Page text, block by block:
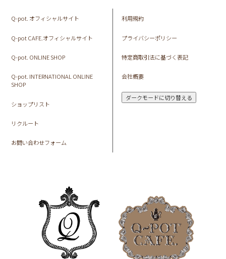
Q-pot. オフィシャルサイト
Q-pot CAFE.オフィシャルサイト
Q-pot. ONLINE SHOP
Q-pot. INTERNATIONAL ONLINE
SHOP
ショップリスト
リクルート
お問い合わせフォーム
利用規約
プライバシーポリシー
特定商取引法に基づく表記
会社概要
ダークモードに切り替える